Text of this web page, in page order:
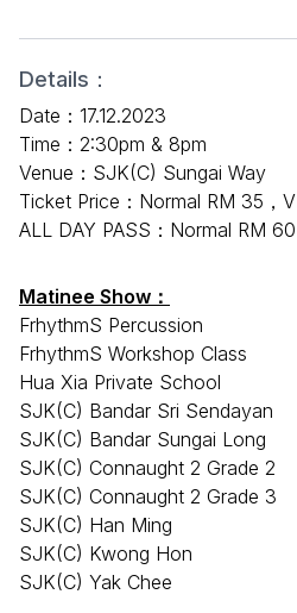
Details：
Date：17.12.2023
Time：2:30pm & 8pm
Venue：SJK(C) Sungai Way
Ticket Price：Normal RM 35，
ALL DAY PASS：Normal RM
Matinee Show：
FrhythmS Percussion
FrhythmS Workshop Class
Hua Xia Private School
SJK(C) Bandar Sri Sendayan
SJK(C) Bandar Sungai Long
SJK(C) Connaught 2 Grade 2
SJK(C) Connaught 2 Grade 3
SJK(C) Han Ming
SJK(C) Kwong Hon
SJK(C) Yak Chee